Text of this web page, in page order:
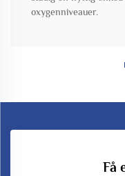
oxygenniveauer.
Få